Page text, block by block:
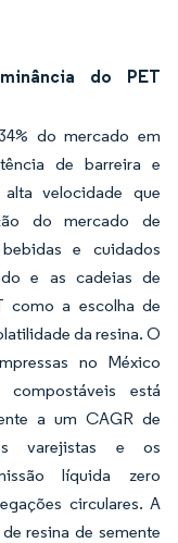
do PET
do mercado em
de barreira e
velocidade que
do mercado de
e cuidados
e as cadeias de
como a escolha de
da resina. O
no México
está
a um CAGR de
varejistas e os
líquida zero
circulares. A
resina de semente